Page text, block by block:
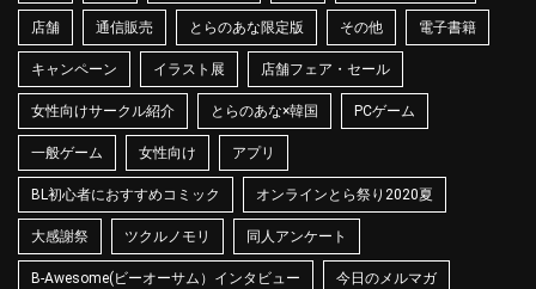
店舗 通信販売 とらのあな限定版 その他 電子書籍
キャンペーン イラスト展 店舗フェア・セール
女性向けサークル紹介 とらのあな×韓国 PCゲーム
一般ゲーム 女性向け アプリ
BL初心者におすすめコミック オンラインとら祭り2020夏
大感謝祭 ツクルノモリ 同人アンケート
B-Awesome(ビーオーサム）インタビュー 今日のメルマガ